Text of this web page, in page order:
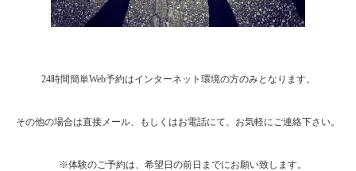
24時間簡単Web予約はインターネット環境の方のみとなります。
その他の場合は直接メール、もしくはお電話にて、お気軽にご連絡下さい。
※体験のご予約は、希望日の前日までにお願い致します。